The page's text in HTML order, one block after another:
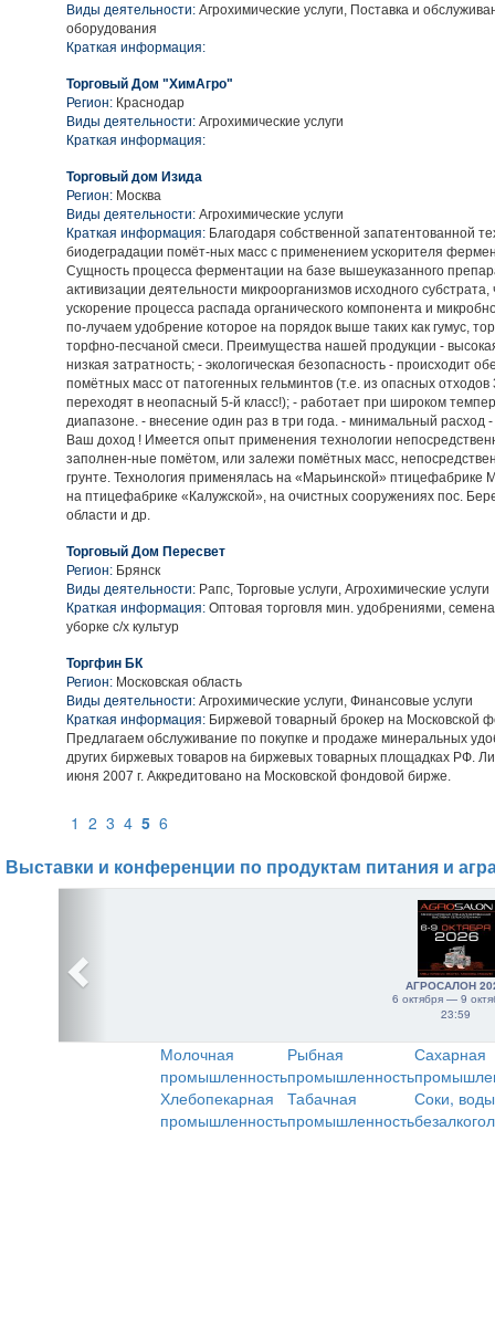
Виды деятельности: Агрохимические услуги, Поставка и
оборудования
Краткая информация:
Торговый Дом "ХимАгро"
Регион: Краснодар
Виды деятельности: Агрохимические услуги
Краткая информация:
Торговый дом Изида
Регион: Москва
Виды деятельности: Агрохимические услуги
Краткая информация: Благодаря собственной запатентованной
биодеградации помёт-ных масс с применением ускорителя
Сущность процесса ферментации на базе вышеуказанного
активизации деятельности микроорганизмов исходного
ускорение процесса распада органического компонента и
по-лучаем удобрение которое на порядок выше таких как гумус,
торфно-песчаной смеси. Преимущества нашей продукции -
низкая затратность; - экологическая безопасность - происходит
помётных масс от патогенных гельминтов (т.е. из опасных отходов
переходят в неопасный 5-й класс!); - работает при широком
диапазоне. - внесение один раз в три года. - минимальный расход
Ваш доход ! Имеется опыт применения технологии
заполнен-ные помётом, или залежи помётных масс,
грунте. Технология применялась на «Марьинской» птицефабрике
на птицефабрике «Калужской», на очистных сооружениях пос.
области и др.
Торговый Дом Пересвет
Регион: Брянск
Виды деятельности: Рапс, Торговые услуги, Агрохимические услуги
Краткая информация: Оптовая торговля мин. удобрениями,
уборке с/х культур
Торгфин БК
Регион: Московская область
Виды деятельности: Агрохимические услуги, Финансовые услуги
Краткая информация: Биржевой товарный брокер на Московской
Предлагаем обслуживание по покупке и продаже минеральных
других биржевых товаров на биржевых товарных площадках РФ.
июня 2007 г. Аккредитовано на Московской фондовой бирже.
1 2 3 4 5 6
Выставки и конференции по продуктам питания и
АГРОСАЛОН
6 октября — 9
23:59
Молочная
промышленность
Рыбная
промышленность
Сахарная
Хлебопекарная
промышленность
Табачная
промышленность
Соки,